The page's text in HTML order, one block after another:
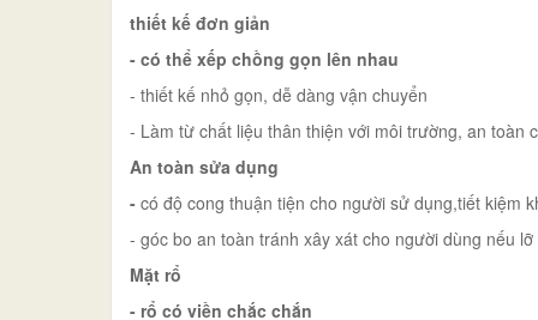
thiết kế đơn giản
- có thể xếp chồng gọn lên nhau
- thiết kế nhỏ gọn, dễ dàng vận chuyển
- Làm từ chất liệu thân thiện với môi trường, an toàn
An toàn sửa dụng
- có độ cong thuận tiện cho người sử dụng,tiết kiệm
- góc bo an toàn tránh xây xát cho người dùng nếu lỡ
Mặt rổ
- rổ có viền chắc chắn